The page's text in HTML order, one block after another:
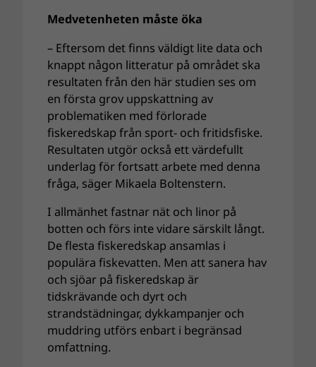
Medvetenheten måste öka
– Eftersom det finns väldigt lite data och
knappt någon litteratur på området ska
resultaten från den här studien ses om
en första grov uppskattning av
problematiken med förlorade
fiskeredskap från sport- och fritidsfiske.
Resultaten utgör också ett värdefullt
underlag för fortsatt arbete med denna
fråga, säger Mikaela Boltenstern.
I allmänhet fastnar nät och linor på
botten och förs inte vidare särskilt långt.
De flesta fiskeredskap ansamlas i
populära fiskevatten. Men att sanera hav
och sjöar på fiskeredskap är
tidskrävande och dyrt och
strandstädningar, dykkampanjer och
muddring utförs enbart i begränsad
omfattning.